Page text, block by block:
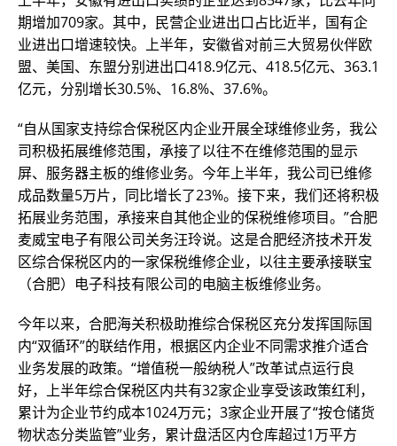
期增加709家。其中，民营企业进出口占比近半，国有企
业进出口增速较快。上半年，安徽省对前三大贸易伙伴欧
盟、美国、东盟分别进出口418.9亿元、418.5亿元、363.1
亿元，分别增长30.5%、16.8%、37.6%。
“自从国家支持综合保税区内企业开展全球维修业务，我公
司积极拓展维修范围，承接了以往不在维修范围的显示
屏、服务器主板的维修业务。今年上半年，我公司已维修
成品数量5万片，同比增长了23%。接下来，我们还将积极
拓展业务范围，承接来自其他企业的保税维修项目。”合肥
麦威宝电子有限公司关务汪玲说。这是合肥经济技术开发
区综合保税区内的一家保税维修企业，以往主要承接联宝
（合肥）电子科技有限公司的电脑主板维修业务。
今年以来，合肥海关积极助推综合保税区充分发挥国际国
内“双循环”的联结作用，根据区内企业不同需求推介适合
业务发展的政策。“增值税一般纳税人”改革试点运行良
好，上半年综合保税区内共有32家企业享受该政策红利，
累计为企业节约成本1024万元；3家企业开展了“按仓储货
物状态分类监管”业务，累计盘活区内仓库超过1万平方